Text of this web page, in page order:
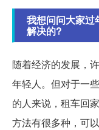
我想问问大家过
解决的?
随着经济的发展，
年轻人。但对于一
的人来说，租车回
方法有很多种，可